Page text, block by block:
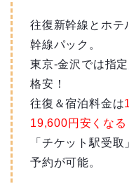
往復新幹線とホテ
幹線パック。
東京‐金沢では指
格安！
往復＆宿泊料金は
19,600円安くなる
「チケット駅受
予約が可能。